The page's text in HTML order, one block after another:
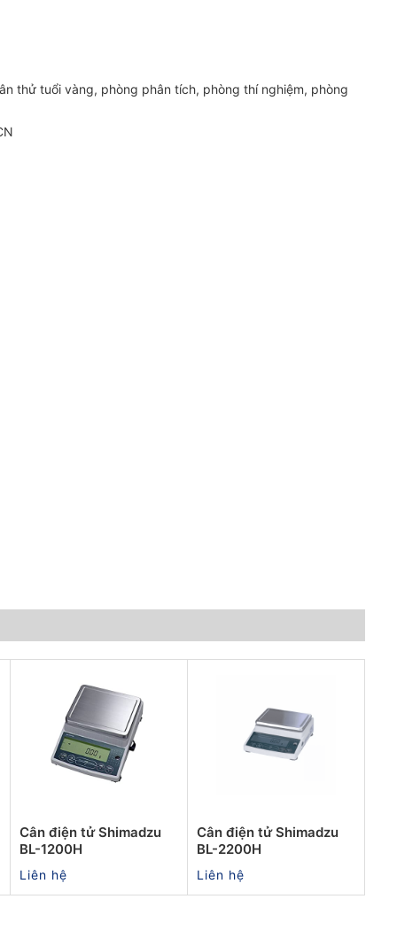
thử tuổi vàng, phòng phân tích, phòng thí nghiệm, phòng
Cân điện tử Shimadzu
BL-1200H
Liên hệ
Cân điện tử Shimadzu
BL-2200H
Liên hệ